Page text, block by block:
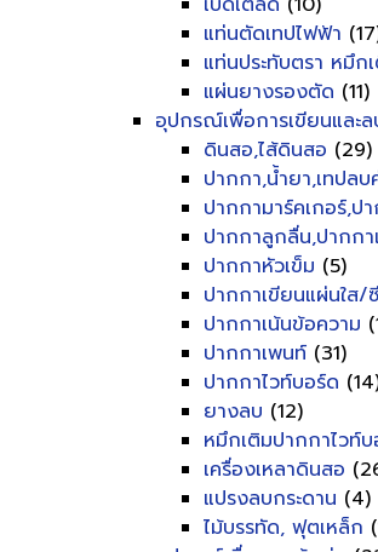
แท่นตัดเทปไฟฟ้า
แท่นประทับตรา หมึก
แผ่นยางรองตัด (11)
อุปกรณ์เพื่อการเขียนและ
ดินสอ,ไส้ดินสอ (29)
ปากกา,น้ำยา,เทปลบ
ปากกามาร์คเกอร์,ป
ปากกาลูกลื่น,ปากกา
ปากกาหัวเข็ม (5)
ปากกาเขียนแผ่นใส/
ปากกาเน้นข้อความ
ปากกาเพนท์ (31)
ปากกาไวท์บอร์ด
ยางลบ (12)
หมึกเติมปากกาไวท์
เครื่องเหลาดินสอ
แปรงลบกระดาน (4)
ไม้บรรทัด, ฟุตเหล็ก